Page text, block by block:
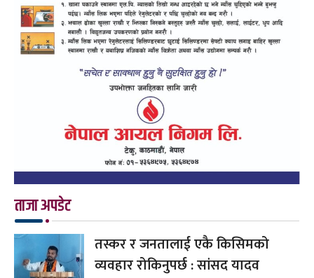
ताजा अपडेट
तस्कर र जनतालाई एकै किसिमको
व्यवहार रोकिनुपर्छ : सांसद यादव